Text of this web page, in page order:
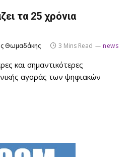
τα 25 χρόνια
Θωμαδάκης 3 Mins Read news
και σημαντικότερες
αγοράς των ψηφιακών